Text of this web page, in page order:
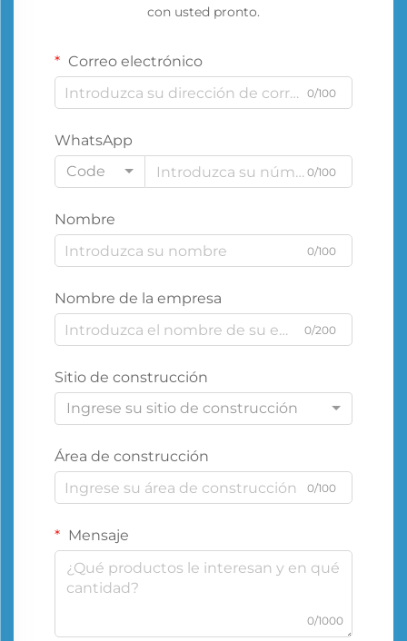
con usted pronto.
Correo electrónico
0/100
WhatsApp
Code
0/100
Nombre
0/100
Nombre de la empresa
0/200
Sitio de construcción
Ingrese su sitio de construcción
Área de construcción
0/100
Mensaje
0/1000